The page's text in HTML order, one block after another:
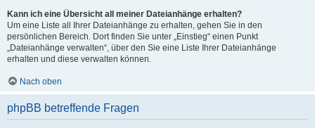
Kann ich eine Übersicht all meiner Dateianhänge erhalten?
Um eine Liste all Ihrer Dateianhänge zu erhalten, gehen Sie in den
persönlichen Bereich. Dort finden Sie unter „Einstieg“ einen Punkt
„Dateianhänge verwalten“, über den Sie eine Liste Ihrer Dateianhänge
erhalten und diese verwalten können.
Nach oben
phpBB betreffende Fragen